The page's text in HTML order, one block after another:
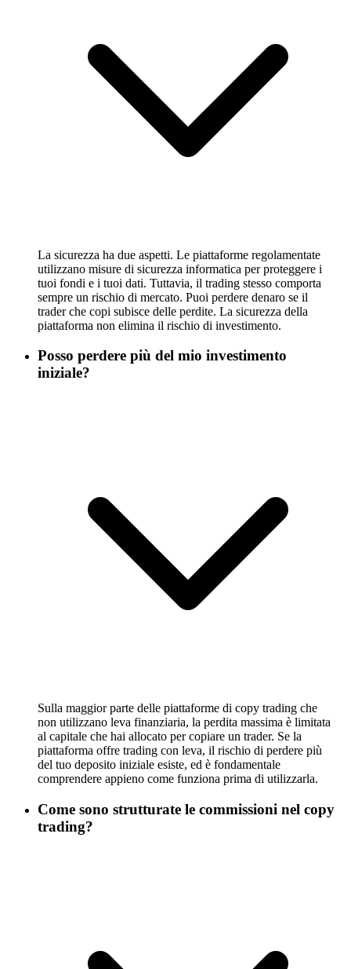
La sicurezza ha due aspetti. Le piattaforme regolamentate
utilizzano misure di sicurezza informatica per proteggere i
tuoi fondi e i tuoi dati. Tuttavia, il trading stesso comporta
sempre un rischio di mercato. Puoi perdere denaro se il
trader che copi subisce delle perdite. La sicurezza della
piattaforma non elimina il rischio di investimento.
Posso perdere più del mio investimento
iniziale?
Sulla maggior parte delle piattaforme di copy trading che
non utilizzano leva finanziaria, la perdita massima è limitata
al capitale che hai allocato per copiare un trader. Se la
piattaforma offre trading con leva, il rischio di perdere più
del tuo deposito iniziale esiste, ed è fondamentale
comprendere appieno come funziona prima di utilizzarla.
Come sono strutturate le commissioni nel copy
trading?